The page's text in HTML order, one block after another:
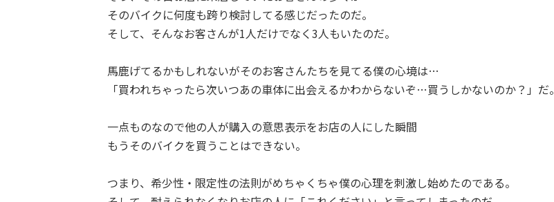
そのバイクに何度も跨り検討してる感じだったのだ。
そして、そんなお客さんが1人だけでなく3人もいたのだ。
馬鹿げてるかもしれないがそのお客さんたちを見てる僕の心境は…
「買われちゃったら次いつあの車体に出会えるかわからないぞ…買うしかないのか？」だ。
一点ものなので他の人が購入の意思表示をお店の人にした瞬間
もうそのバイクを買うことはできない。
つまり、希少性・限定性の法則がめちゃくちゃ僕の心理を刺激し始めたのである。